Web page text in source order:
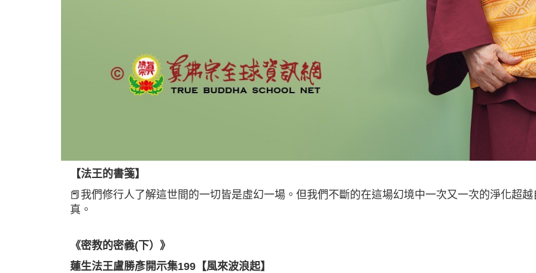
【法王的書箋】
📕我們修行人了解這世間的一切皆是虛幻一場。但我們不斷的在這場幻境中一次又一次的淨化超
真。
《密教的密義(下）》
蓮生法王盧勝彥開示集199【風來波浪起】